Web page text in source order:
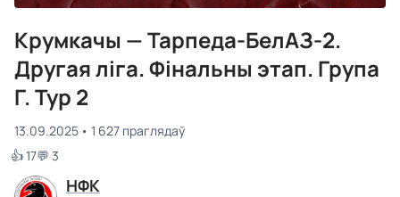
Крумкачы — Тарпеда-БелАЗ-2.
Другая ліга. Фінальны этап. Група
Г. Тур 2
13.09.2025
1 627 праглядаў
👍 17💬 3
НФК